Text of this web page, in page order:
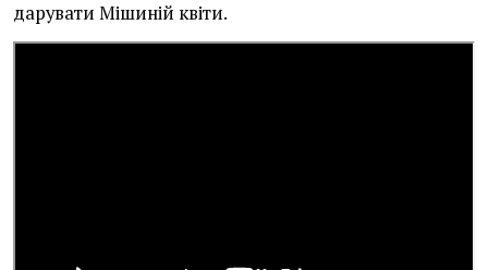
дарувати Мішиній квіти.